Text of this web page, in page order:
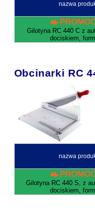
nazwa
Gilotyna RC 440 C z
dociskiem,
Obcinarki RC
nazwa
Gilotyna RC 440 S, z
dociskiem,